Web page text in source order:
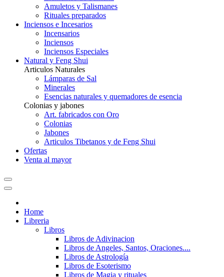
Amuletos y Talismanes
Rituales preparados
Inciensos e Incesarios
Incensarios
Inciensos
Inciensos Especiales
Natural y Feng Shui
Articulos Naturales
Lámparas de Sal
Minerales
Esencias naturales y quemadores de esencia
Colonias y jabones
Art. fabricados con Oro
Colonias
Jabones
Articulos Tibetanos y de Feng Shui
Ofertas
Venta al mayor
Home
Libreria
Libros
Libros de Adivinacion
Libros de Angeles, Santos, Oraciones....
Libros de Astrología
Libros de Esoterismo
Libros de Magia y rituales